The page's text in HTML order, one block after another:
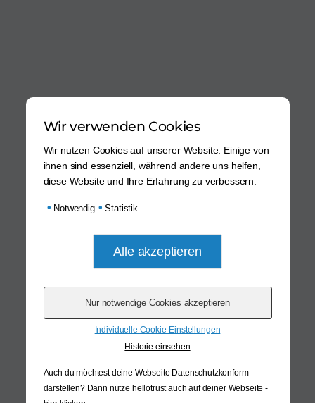
Wir verwenden Cookies
Wir nutzen Cookies auf unserer Website. Einige von
ihnen sind essenziell, während andere uns helfen,
diese Website und Ihre Erfahrung zu verbessern.
• Notwendig • Statistik
Individuelle Cookie-Einstellungen
Historie einsehen
Auch du möchtest deine Webseite Datenschutzkonform
darstellen? Dann nutze hellotrust auch auf deiner Webseite -